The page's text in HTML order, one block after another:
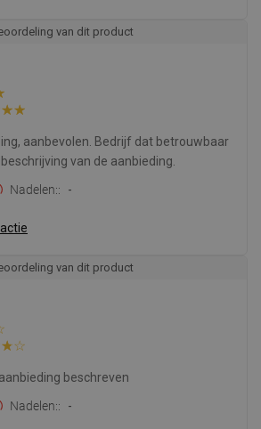
van dit product
aanbevolen. Bedrijf dat betrouwbaar
van de aanbieding.
Nadelen: -
van dit product
beschreven
Nadelen: -